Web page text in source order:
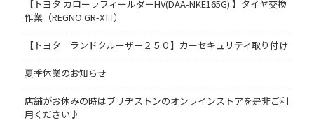
【トヨタ カローラフィールダーHV(DAA-NKE165G) 】タイヤ交換
作業（REGNO GR-XⅢ）
【トヨタ ランドクルーザー２５０】カーセキュリティ取り付け
夏季休業のお知らせ
店舗がお休みの時はブリヂストンのオンラインストアを是非ご利
用ください♪